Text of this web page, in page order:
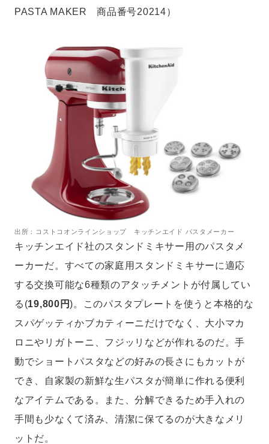
PASTA MAKER 商品番号20214）
出所：コストコオンラインショップ キッチンエイド パスタメーカー
キッチンエイド社のスタンドミキサー用のパスタメ
ーカーだ。すべての家庭用スタンドミキサーに適応
する交換可能な6種類のアタッチメントが付属してい
る(19,800円)。このパスタプレートを使うと本格的な
スパゲッティかブカティーニだけでなく、大小マカ
ロニやリガトーニ、フジッリなどが作れるのだ。手
動でショートパスタなどの好みの長さにもカットが
でき、自家製の新鮮な生パスタが簡単に作れる便利
なアイテムである。また、分解できるため手入れの
手間も少なくて済み、清潔に保てるのが大きなメリ
ットだ。